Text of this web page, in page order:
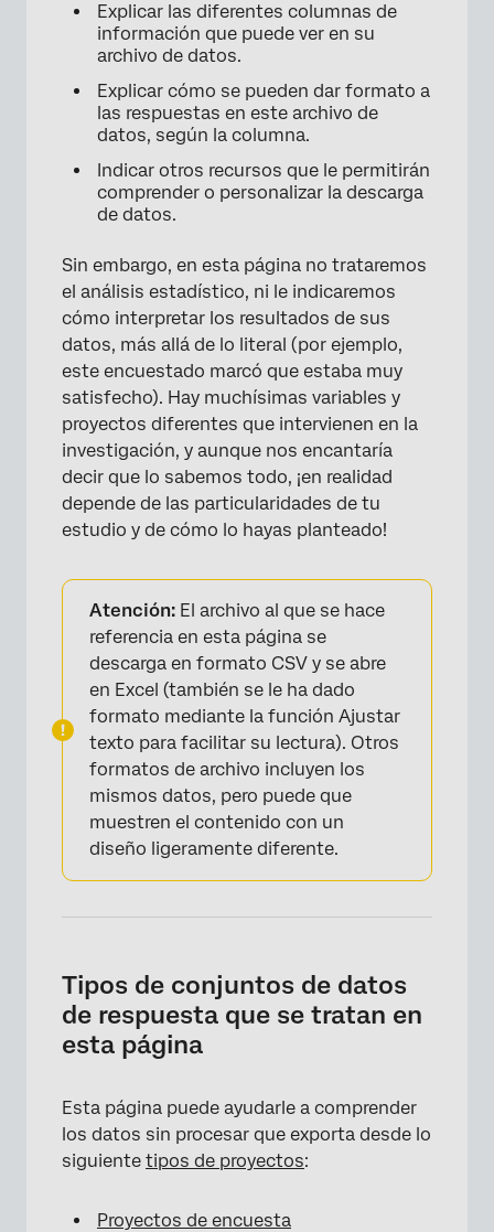
Explicar las diferentes columnas de
información que puede ver en su
archivo de datos.
Explicar cómo se pueden dar formato a
las respuestas en este archivo de
datos, según la columna.
Indicar otros recursos que le permitirán
comprender o personalizar la descarga
de datos.
Sin embargo, en esta página no trataremos
el análisis estadístico, ni le indicaremos
cómo interpretar los resultados de sus
datos, más allá de lo literal (por ejemplo,
este encuestado marcó que estaba muy
satisfecho). Hay muchísimas variables y
proyectos diferentes que intervienen en la
investigación, y aunque nos encantaría
decir que lo sabemos todo, ¡en realidad
depende de las particularidades de tu
estudio y de cómo lo hayas planteado!
Atención: El archivo al que se hace
referencia en esta página se
descarga en formato CSV y se abre
en Excel (también se le ha dado
formato mediante la función Ajustar
texto para facilitar su lectura). Otros
formatos de archivo incluyen los
mismos datos, pero puede que
muestren el contenido con un
diseño ligeramente diferente.
Tipos de conjuntos de datos
de respuesta que se tratan en
esta página
Esta página puede ayudarle a comprender
los datos sin procesar que exporta desde lo
siguiente tipos de proyectos:
Proyectos de encuesta